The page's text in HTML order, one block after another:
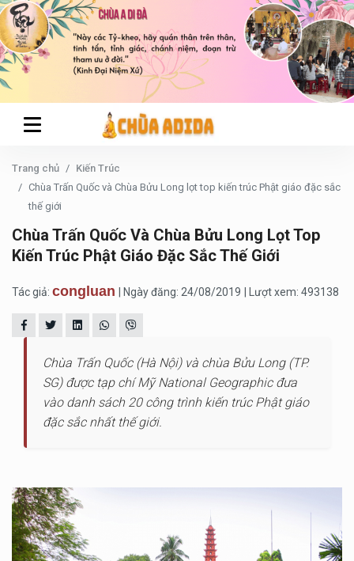
Trang chủ
Kiến Trúc
Chùa Trấn Quốc và Chùa Bửu Long lọt top kiến trúc Phật giáo đặc sắc
thế giới
Chùa Trấn Quốc Và Chùa Bửu Long Lọt Top
Kiến Trúc Phật Giáo Đặc Sắc Thế Giới
Tác giả: congluan | Ngày đăng: 24/08/2019 | Lượt xem: 493138
Chùa Trấn Quốc (Hà Nội) và chùa Bửu Long (TP.
SG) được tạp chí Mỹ National Geographic đưa
vào danh sách 20 công trình kiến trúc Phật giáo
đặc sắc nhất thế giới.